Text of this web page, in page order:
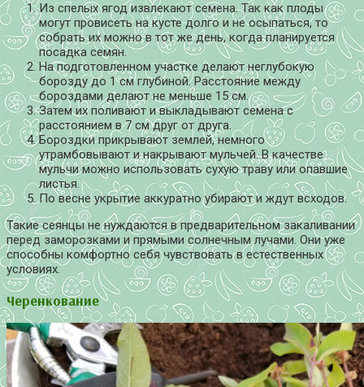
Из спелых ягод извлекают семена. Так как плоды
могут провисеть на кусте долго и не осыпаться, то
собрать их можно в тот же день, когда планируется
посадка семян.
На подготовленном участке делают неглубокую
борозду до 1 см глубиной. Расстояние между
бороздами делают не меньше 15 см.
Затем их поливают и выкладывают семена с
расстоянием в 7 см друг от друга.
Бороздки прикрывают землей, немного
утрамбовывают и накрывают мульчей. В качестве
мульчи можно использовать сухую траву или опавшие
листья.
По весне укрытие аккуратно убирают и ждут всходов.
Такие сеянцы не нуждаются в предварительном закаливании
перед заморозками и прямыми солнечным лучами. Они уже
способны комфортно себя чувствовать в естественных
условиях.
Черенкование